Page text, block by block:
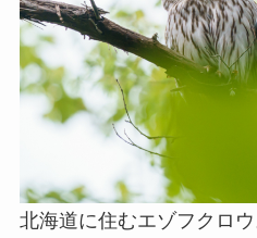
北海道に住むエゾフクロ